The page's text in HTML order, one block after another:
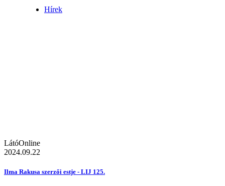
Hírek
LátóOnline
2024.09.22
Ilma Rakusa szerzői estje - LIJ 125.